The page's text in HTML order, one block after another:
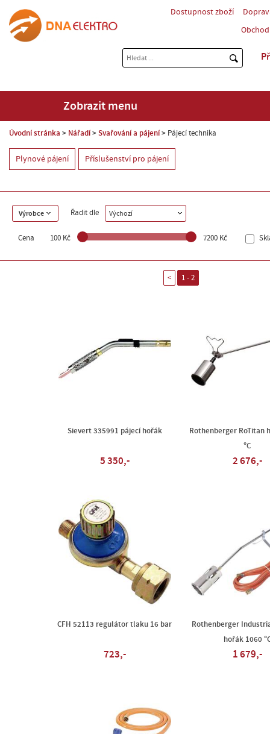
Dostupnost zboží
Zobrazit menu
Úvodní stránka Nářadí Svařování a pájení Pájecí technika
Plynové pájení Příslušenství pro pájení
Výrobce Řadit dle Výchozí
Cena 100 Kč 7200 Kč
< 1 - 2
Sievert 335991 pájecí hořák
5 350,-
Rothenberger RoTitan
°C
2 676,-
CFH 52113 regulátor tlaku 16 bar
723,-
Rothenberger
hořák 1060
1 679,-